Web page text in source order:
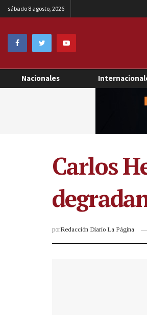
sábado 8 agosto, 2026
Nacionales
Carlos
porRedacción Diario La Página